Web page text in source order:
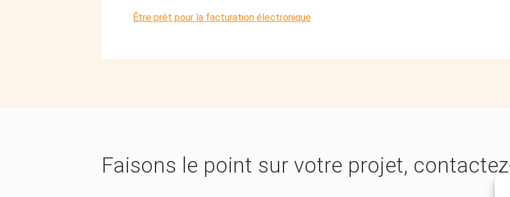
Être prêt pour la facturation électronique
Faisons le point sur votre projet,